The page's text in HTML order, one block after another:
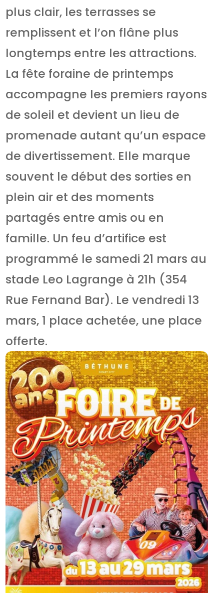
plus clair, les terrasses se
remplissent et l’on flâne plus
longtemps entre les attractions.
La fête foraine de printemps
accompagne les premiers rayons
de soleil et devient un lieu de
promenade autant qu’un espace
de divertissement. Elle marque
souvent le début des sorties en
plein air et des moments
partagés entre amis ou en
famille. Un feu d’artifice est
programmé le samedi 21 mars au
stade Leo Lagrange à 21h (354
Rue Fernand Bar). Le vendredi 13
mars, 1 place achetée, une place
offerte.